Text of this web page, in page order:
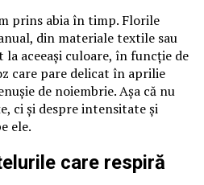
prins abia în timp. Florile
din materiale textile sau
aceeași culoare, în funcție de
care pare delicat în aprilie
de noiembrie. Așa că nu
ci și despre intensitate și
ele.
care respiră